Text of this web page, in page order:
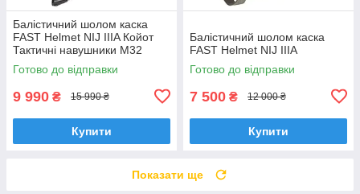
Балістичний шолом каска
FAST Helmet NIJ IIIA Койот
Тактичні навушники M32
Готово до відправки
9 990 ₴ 15 990 ₴
Купити
Балістичний шолом каска
FAST Helmet NIJ IIIA
Готово до відправки
7 500 ₴ 12 000 ₴
Купити
Показати ще